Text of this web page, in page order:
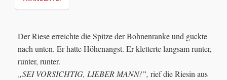
Der Riese erreichte die Spitze der Bohnenranke und guckte
nach unten. Er hatte Höhenangst. Er kletterte langsam runter,
runter, runter.
„SEI VORSICHTIG, LIEBER MANN!”, rief die Riesin aus